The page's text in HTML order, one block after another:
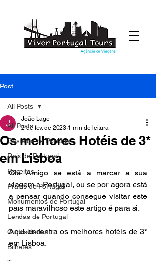
Post
All Posts
Castelos de Portugal
Reis de Portugal
Receitas
Praias de Portugal
Monumentos de Portugal
Lendas de Portugal
Curiosidades
Bilhetes
All Posts
Os melhores Hotéis de 3*
em Lisboa
João Lage
2 de fev. de 2023 1 min de leitura
Olá Amigo se está a marcar a sua
viagem a Portugal, ou se por agora está
a pensar quando consegue visitar este
país maravilhoso este artigo é para si.
Aqui encontra os melhores hotéis de 3*
em Lisboa.